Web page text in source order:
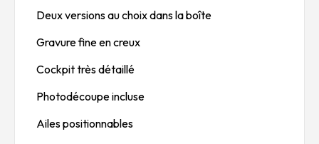
Deux versions au choix dans la boîte
Gravure fine en creux
Cockpit très détaillé
Photodécoupe incluse
Ailes positionnables